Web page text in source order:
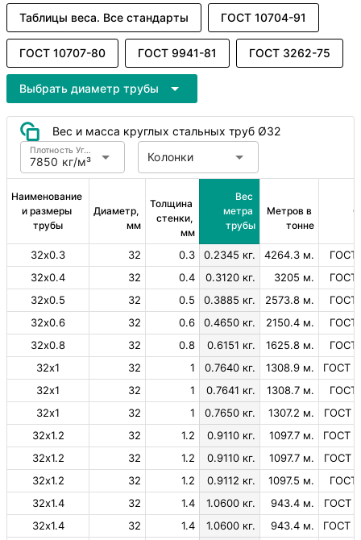
Таблицы веса. Все стандарты ГОСТ 10704-91
ГОСТ 10707-80 ГОСТ 9941-81 ГОСТ 3262-75
Выбрать диаметр трубы
Вес и масса круглых стальных труб Ø32
7850 кг/м³
Плотность Углеродистая сталь Колонки
Наименование
и размеры
трубы
Диаметр,
мм
Толщина
стенки,
мм
Вес
метра
трубы
Метров в
тонне
32х0.3 32 0.3 0.2345 кг. 4264.3 м.
ГОСТ
32х0.4
32 0.4 0.3120 кг. 3205 м.
ГОСТ
32х0.5
32 0.5 0.3885 кг. 2573.8 м.
ГОСТ
32х0.6
32 0.6 0.4650 кг. 2150.4 м.
ГОСТ
32х0.8
32 0.8 0.6151 кг. 1625.8 м.
ГОСТ
32х1
32 1 0.7640 кг. 1308.9 м.
ГОСТ
32х1
32 1 0.7641 кг. 1308.7 м.
ГОСТ
32х1
32 1 0.7650 кг. 1307.2 м.
ГОСТ
32х1.2
32 1.2 0.9110 кг. 1097.7 м.
ГОСТ
32х1.2
32 1.2 0.9110 кг. 1097.7 м.
ГОСТ
32х1.2
32 1.2 0.9112 кг. 1097.5 м.
ГОСТ
32х1.4
32 1.4 1.0600 кг. 943.4 м.
ГОСТ
32х1.4
32 1.4 1.0600 кг. 943.4 м.
ГОСТ